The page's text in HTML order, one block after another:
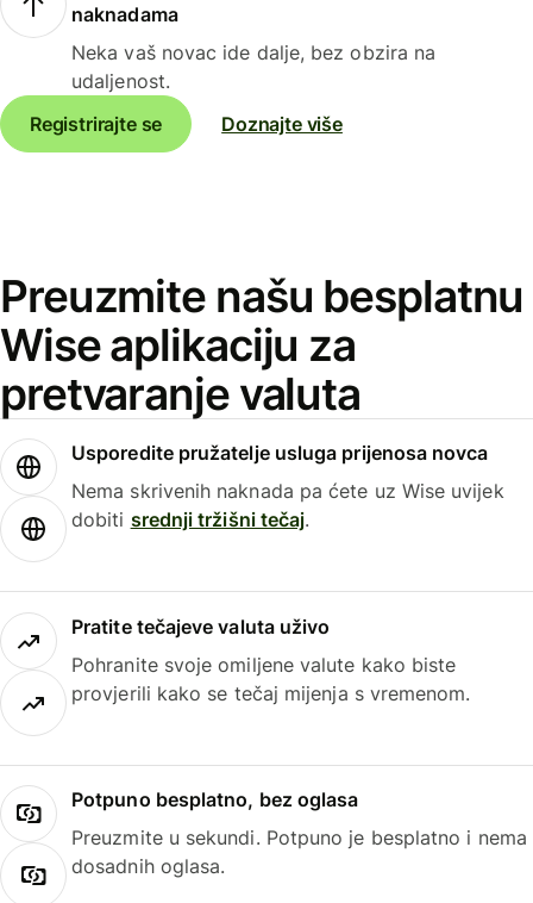
naknadama
Neka vaš novac ide dalje, bez obzira na
udaljenost.
Registrirajte se
Doznajte više
Preuzmite našu besplatnu
Wise aplikaciju za
pretvaranje valuta
Usporedite pružatelje usluga prijenosa novca
Nema skrivenih naknada pa ćete uz Wise uvijek
dobiti srednji tržišni tečaj.
Pratite tečajeve valuta uživo
Pohranite svoje omiljene valute kako biste
provjerili kako se tečaj mijenja s vremenom.
Potpuno besplatno, bez oglasa
Preuzmite u sekundi. Potpuno je besplatno i nema
dosadnih oglasa.